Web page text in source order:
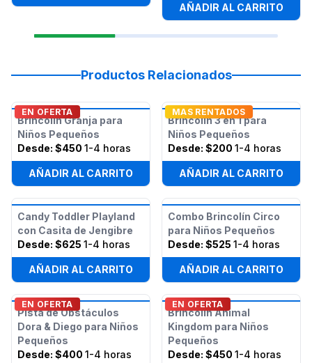
AÑADIR AL CARRITO
Productos Relacionados
EN OFERTA
Brincolín Granja para
Niños Pequeños
Desde: $450 1-4 horas
AÑADIR AL CARRITO
MAS RENTADOS
Brincolín 3 en 1 para
Niños Pequeños
Desde: $200 1-4 horas
AÑADIR AL CARRITO
Candy Toddler Playland
con Casita de Jengibre
Desde: $625 1-4 horas
AÑADIR AL CARRITO
Combo Brincolín Circo
para Niños Pequeños
Desde: $525 1-4 horas
AÑADIR AL CARRITO
EN OFERTA
Pista de Obstáculos
Dora & Diego para Niños
Pequeños
Desde: $400 1-4 horas
EN OFERTA
Brincolín Animal
Kingdom para Niños
Pequeños
Desde: $450 1-4 horas